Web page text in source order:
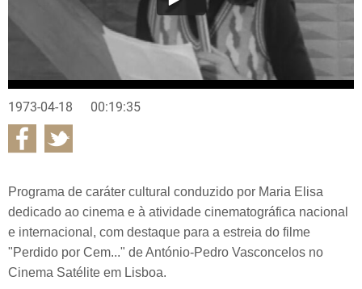
1973-04-18 00:19:35
Programa de caráter cultural conduzido por Maria Elisa
dedicado ao cinema e à atividade cinematográfica nacional
e internacional, com destaque para a estreia do filme
"Perdido por Cem..." de António-Pedro Vasconcelos no
Cinema Satélite em Lisboa.